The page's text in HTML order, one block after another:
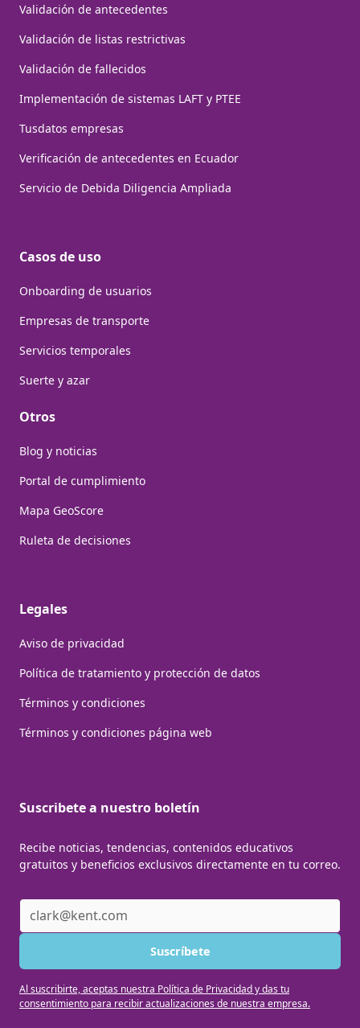
Validación de antecedentes
Validación de listas restrictivas
Validación de fallecidos
Implementación de sistemas LAFT y PTEE
Tusdatos empresas
Verificación de antecedentes en Ecuador
Servicio de Debida Diligencia Ampliada
Casos de uso
Onboarding de usuarios
Empresas de transporte
Servicios temporales
Suerte y azar
Otros
Blog y noticias
Portal de cumplimiento
Mapa GeoScore
Ruleta de decisiones
Legales
Aviso de privacidad
Política de tratamiento y protección de datos
Términos y condiciones
Términos y condiciones página web
Suscribete a nuestro boletín
Recibe noticias, tendencias, contenidos educativos
gratuitos y beneficios exclusivos directamente en tu correo.
Al suscribirte, aceptas nuestra Política de Privacidad y das tu
consentimiento para recibir actualizaciones de nuestra empresa.